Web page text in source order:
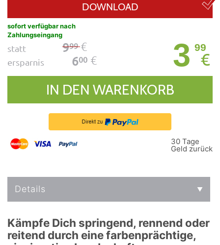
DOWNLOAD
sofort verfügbar nach
Zahlungseingang
statt 999€
ersparnis 600 € 3 99
€
IN DEN WARENKORB
30 Tage
Geld zurück
Details
Kämpfe Dich springend, rennend oder
reitend durch eine farbenprächtige,